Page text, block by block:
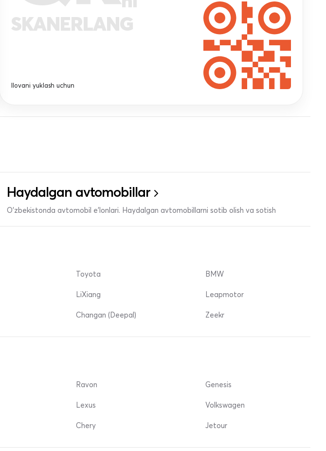
SKANERLANG
Ilovani yuklash uchun
Haydalgan avtomobillar
O'zbekistonda avtomobil e’lonlari. Haydalgan avtomobillarni sotib olish va sotish
Toyota
LiXiang
Changan (Deepal)
BMW
Leapmotor
Zeekr
Ravon
Lexus
Chery
Genesis
Volkswagen
Jetour